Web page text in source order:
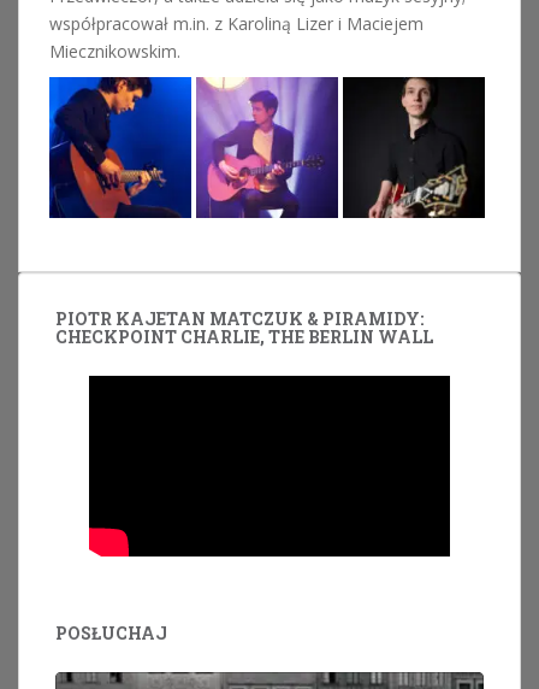
współpracował m.in. z Karoliną Lizer i Maciejem
Miecznikowskim.
PIOTR KAJETAN MATCZUK & PIRAMIDY:
CHECKPOINT CHARLIE, THE BERLIN WALL
POSŁUCHAJ
Odtwarzacz